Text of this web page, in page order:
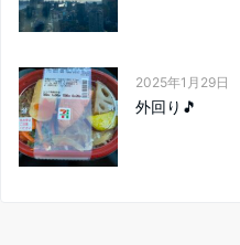
2025年1月29日
外回り🎵